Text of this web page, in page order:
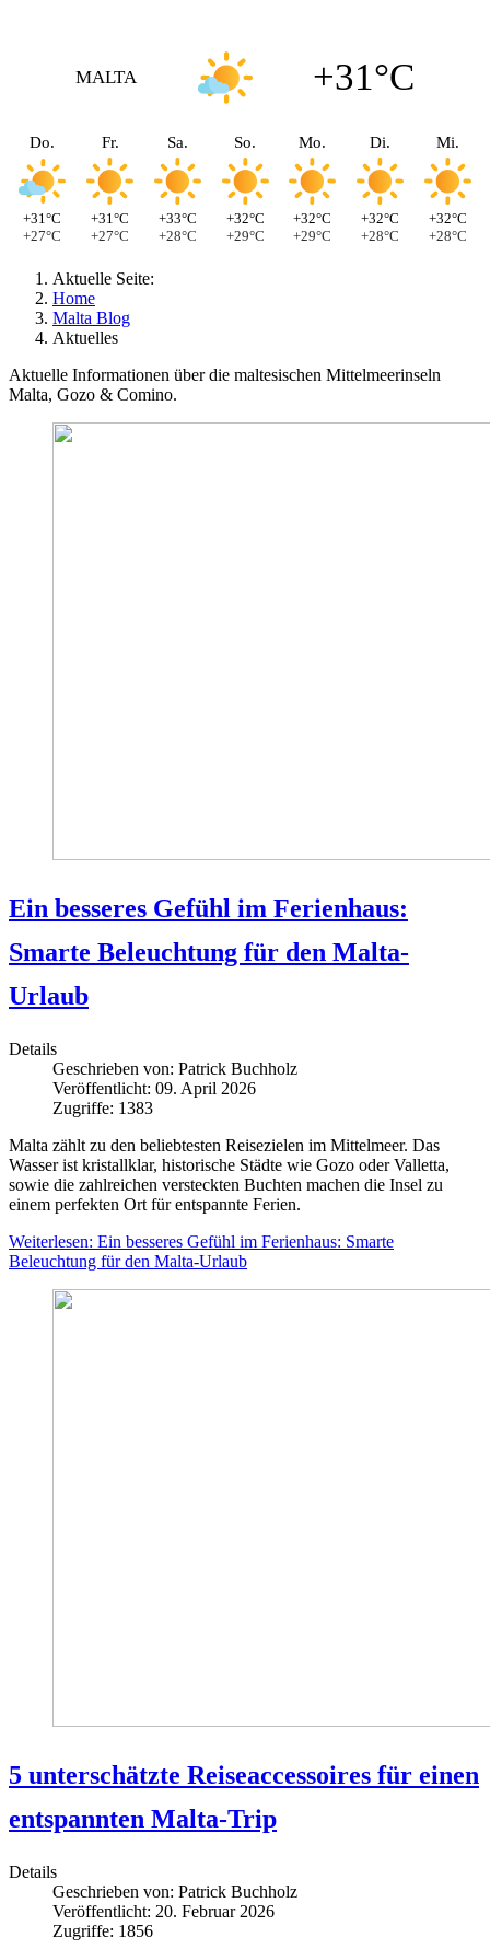
MALTA +31°C
Do.
+31°C
+27°C
Fr.
+31°C
+27°C
Sa.
+33°C
+28°C
So.
+32°C
+29°C
Mo.
+32°C
+29°C
Di.
+32°C
+28°C
Mi.
+32°C
+28°C
Aktuelle Seite:
Home
Malta Blog
Aktuelles
Aktuelle Informationen über die maltesischen Mittelmeerinseln
Malta, Gozo & Comino.
Ein besseres Gefühl im Ferienhaus:
Smarte Beleuchtung für den Malta-
Urlaub
Details
Geschrieben von: Patrick Buchholz
Veröffentlicht: 09. April 2026
Zugriffe: 1383
Malta zählt zu den beliebtesten Reisezielen im Mittelmeer. Das
Wasser ist kristallklar, historische Städte wie Gozo oder Valletta,
sowie die zahlreichen versteckten Buchten machen die Insel zu
einem perfekten Ort für entspannte Ferien.
Weiterlesen: Ein besseres Gefühl im Ferienhaus: Smarte
Beleuchtung für den Malta-Urlaub
5 unterschätzte Reiseaccessoires für einen
entspannten Malta-Trip
Details
Geschrieben von: Patrick Buchholz
Veröffentlicht: 20. Februar 2026
Zugriffe: 1856